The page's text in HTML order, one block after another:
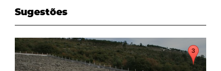
Sugestões
page